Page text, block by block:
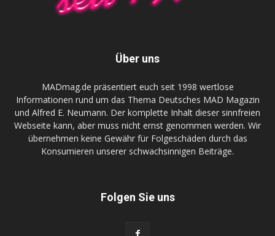
Über uns
MADmag.de präsentiert euch seit 1998 wertlose
Informationen rund um das Thema Deutsches MAD Magazin
und Alfred E. Neumann. Der komplette Inhalt dieser sinnfreien
Webseite kann, aber muss nicht ernst genommen werden. Wir
übernehmen keine Gewähr für Folgeschäden durch das
Konsumieren unserer schwachsinnigen Beiträge.
Folgen Sie uns